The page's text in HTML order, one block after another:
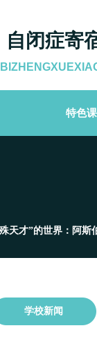
闭症寄
特色
天才”的世界：阿斯
学校新闻